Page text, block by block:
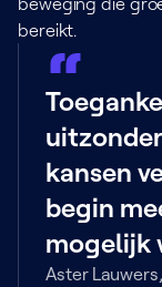
bereikt.
kansen
begin
mogelijk
Aster